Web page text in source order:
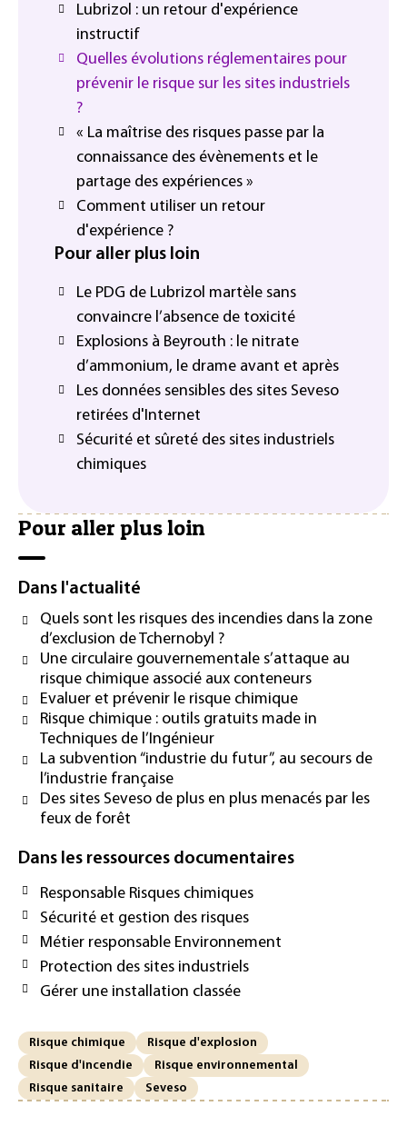
Lubrizol : un retour d'expérience
instructif
Quelles évolutions réglementaires pour
prévenir le risque sur les sites industriels
?
« La maîtrise des risques passe par la
connaissance des évènements et le
partage des expériences »
Comment utiliser un retour
d'expérience ?
Pour aller plus loin
Le PDG de Lubrizol martèle sans
convaincre l’absence de toxicité
Explosions à Beyrouth : le nitrate
d’ammonium, le drame avant et après
Les données sensibles des sites Seveso
retirées d'Internet
Sécurité et sûreté des sites industriels
chimiques
Pour aller plus loin
Dans l'actualité
Quels sont les risques des incendies dans la zone
d’exclusion de Tchernobyl ?
Une circulaire gouvernementale s’attaque au
risque chimique associé aux conteneurs
Evaluer et prévenir le risque chimique
Risque chimique : outils gratuits made in
Techniques de l’Ingénieur
La subvention “industrie du futur”, au secours de
l’industrie française
Des sites Seveso de plus en plus menacés par les
feux de forêt
Dans les ressources documentaires
Responsable Risques chimiques
Sécurité et gestion des risques
Métier responsable Environnement
Protection des sites industriels
Gérer une installation classée
Risque chimique
Risque d'explosion
Risque d'incendie
Risque environnemental
Risque sanitaire
Seveso